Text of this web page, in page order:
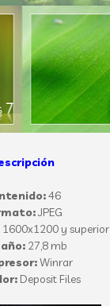
46
JPEG
1600x1200 y superior
27,8 mb
Winrar
Deposit Files